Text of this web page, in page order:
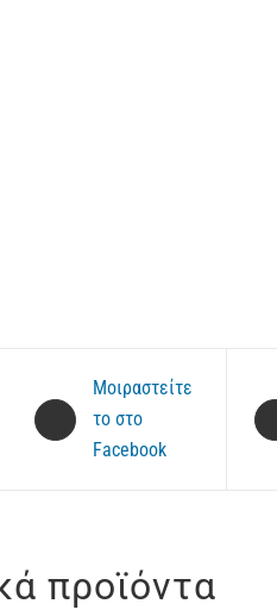
Μοιραστείτε
το στο
Facebook
προϊόντα